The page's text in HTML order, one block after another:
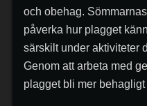
och obehag.
påverka hur plagget
särskilt under aktiviteter
Genom att arbeta med
plagget bli mer